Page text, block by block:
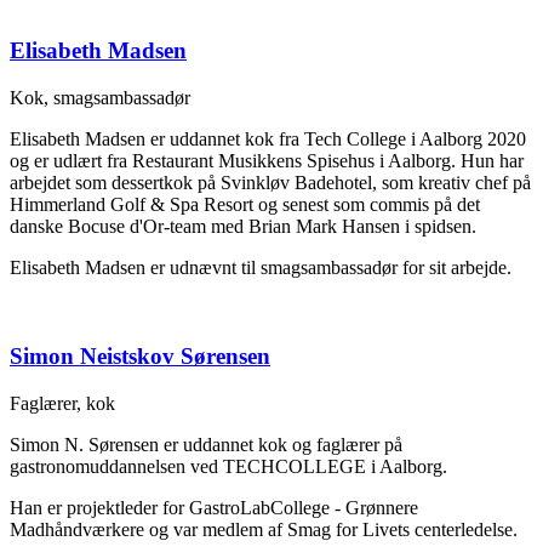
Elisabeth Madsen
Kok, smagsambassadør
Elisabeth Madsen er uddannet kok fra Tech College i Aalborg 2020
og er udlært fra Restaurant Musikkens Spisehus i Aalborg. Hun har
arbejdet som dessertkok på Svinkløv Badehotel, som kreativ chef på
Himmerland Golf & Spa Resort og senest som commis på det
danske Bocuse d'Or-team med Brian Mark Hansen i spidsen.
Elisabeth Madsen er udnævnt til smagsambassadør for sit arbejde.
Simon Neistskov Sørensen
Faglærer, kok
Simon N. Sørensen er uddannet kok og faglærer på
gastronomuddannelsen ved TECHCOLLEGE i Aalborg.
Han er projektleder for GastroLabCollege - Grønnere
Madhåndværkere og var medlem af Smag for Livets centerledelse.